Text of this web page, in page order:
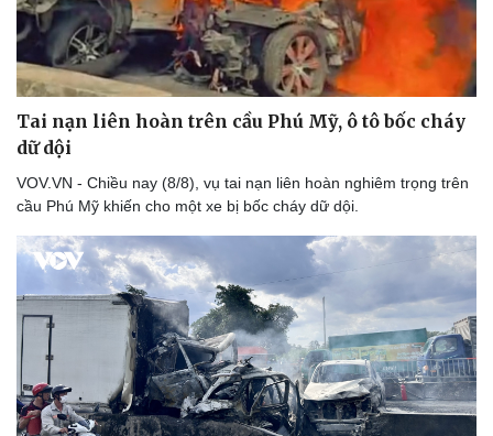
Tai nạn liên hoàn trên cầu Phú Mỹ, ô tô bốc cháy
dữ dội
VOV.VN - Chiều nay (8/8), vụ tai nạn liên hoàn nghiêm trọng trên
cầu Phú Mỹ khiến cho một xe bị bốc cháy dữ dội.